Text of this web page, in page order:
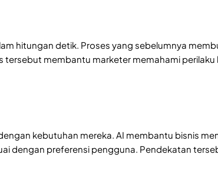
hitungan detik. Proses yang sebelumnya
tersebut membantu marketer memahami
kebutuhan mereka. AI membantu bisnis
dengan preferensi pengguna. Pendekatan